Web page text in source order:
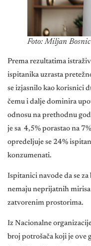
Foto: Miljan Bosnic
Prema rezultatima
ispitanika uzrasta
se izjasnilo kao korisnici
čemu i dalje dominira
odnosu na prethodnu
je sa 4,5% porastao na
opredeljuje se 24%
konzumenati.
Ispitanici navode da se
nemaju neprijatnih
zatvorenim prostorima.
Iz Nacionalne
broj potrošača koji je ove